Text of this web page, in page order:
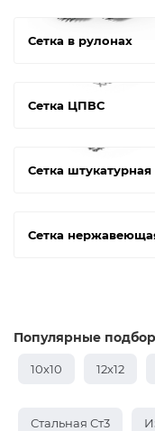
Сетка в рулонах
Сетка ЦПВС
Сетка штукатурная
Сетка
Популярные
10х10 12х12
Стальная Ст3